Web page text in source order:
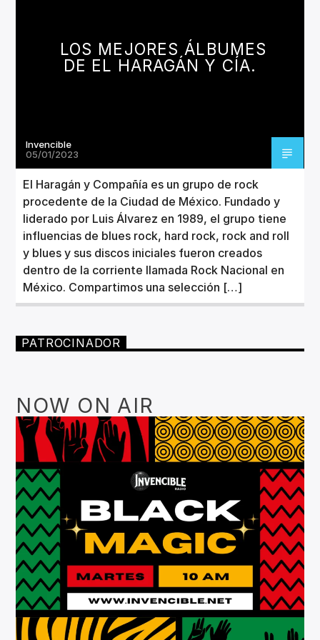
ARTISTA
Invencible Radio
LOS MEJORES ÁLBUMES
DE EL HARAGÁN Y CÍA.
Invencible
05/01/2023
El Haragán y Compañía es un grupo de rock
procedente de la Ciudad de México.​​​ Fundado y
liderado por Luis Álvarez en 1989, el grupo tiene
influencias de blues rock, hard rock, rock and roll
y blues​ y sus discos iniciales fueron creados
dentro de la corriente llamada Rock Nacional en
México. Compartimos una selección […]
PATROCINADOR
NOW ON AIR